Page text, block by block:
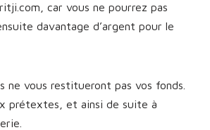
car vous ne pourrez pas
davantage d’argent pour le
ne vous restitueront pas vos fonds.
prétextes, et ainsi de suite à